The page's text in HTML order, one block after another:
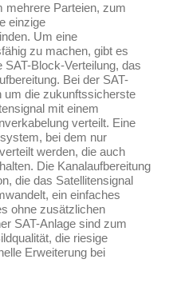
mehrere Parteien, zum
einzige
Um eine
zu machen, gibt es
Block-Verteilung, das
Bei der SAT-
um die zukunftssicherste
mit einem
verteilt. Eine
bei dem nur
werden, die auch
Die Kanalaufbereitung
die das Satellitensignal
ein einfaches
ohne zusätzlichen
SAT-Anlage sind zum
die riesige
Erweiterung bei